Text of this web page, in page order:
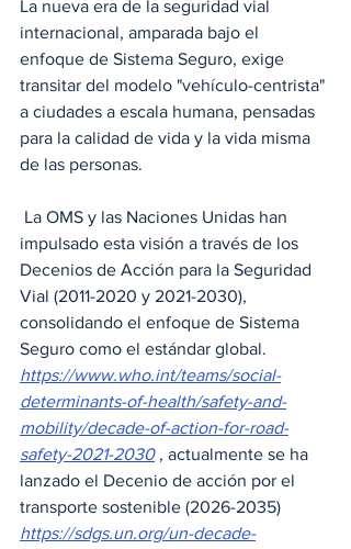
La nueva era de la seguridad vial
internacional, amparada bajo el
enfoque de Sistema Seguro, exige
transitar del modelo "vehículo-centrista"
a ciudades a escala humana, pensadas
para la calidad de vida y la vida misma
de las personas.
impulsado esta visión a través de los
Decenios de Acción para la Seguridad
Vial (2011-2020 y 2021-2030),
consolidando el enfoque de Sistema
Seguro como el estándar global.
https://www.who.int/teams/social-
determinants-of-health/safety-and-
mobility/decade-of-action-for-road-
safety-2021-2030 , actualmente se ha
lanzado el Decenio de acción por el
transporte sostenible (2026-2035)
https://sdgs.un.org/un-decade-